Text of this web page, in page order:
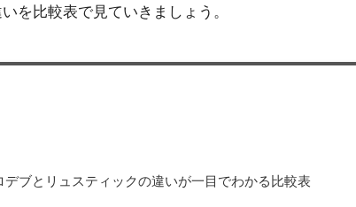
を比較表で見ていきましょう。
デブとリュスティックの違いが一目でわかる比較表